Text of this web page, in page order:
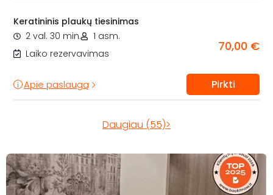
Keratininis plaukų tiesinimas
2 val. 30 min.
1 asm.
Laiko rezervavimas
70,00 €
Apie paslaugą Pirkti
Daugiau (55)>